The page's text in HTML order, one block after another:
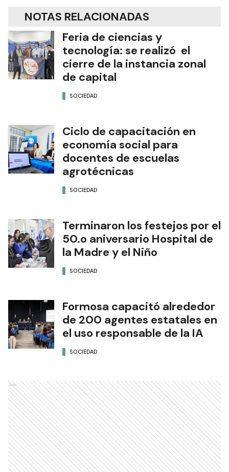
NOTAS RELACIONADAS
Feria de ciencias y
tecnología: se realizó el
cierre de la instancia zonal
de capital
SOCIEDAD
Ciclo de capacitación en
economía social para
docentes de escuelas
agrotécnicas
SOCIEDAD
Terminaron los festejos por el
50.o aniversario Hospital de
la Madre y el Niño
SOCIEDAD
Formosa capacitó alrededor
de 200 agentes estatales en
el uso responsable de la IA
SOCIEDAD
Ads